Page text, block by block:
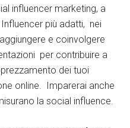
influencer marketing, a
più adatti, nei
e coinvolgere
per contribuire a
dei tuoi
online. Imparerai anche
la social influence.